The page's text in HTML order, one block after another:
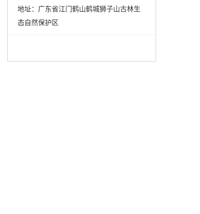
地址：广东省江门鹤山鹤城狮子山古林生
态自然保护区